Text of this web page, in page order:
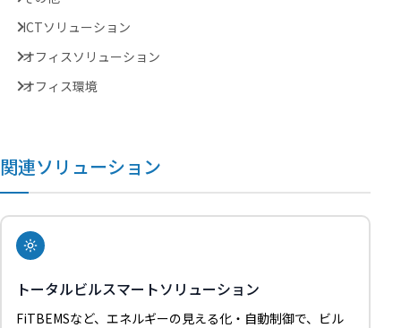
ICTソリューション
オフィスソリューション
オフィス環境
関連ソリューション
トータルビルスマートソリューション
FiTBEMSなど、エネルギーの見える化・自動制御で、ビル